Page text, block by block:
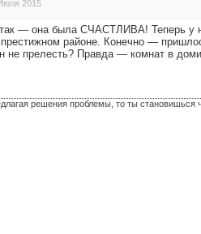
2015
— она была СЧАСТЛИВА! Теперь у
районе. Конечно —
не прелесть? Правда — комнат в
решения проблемы, то ты становишься